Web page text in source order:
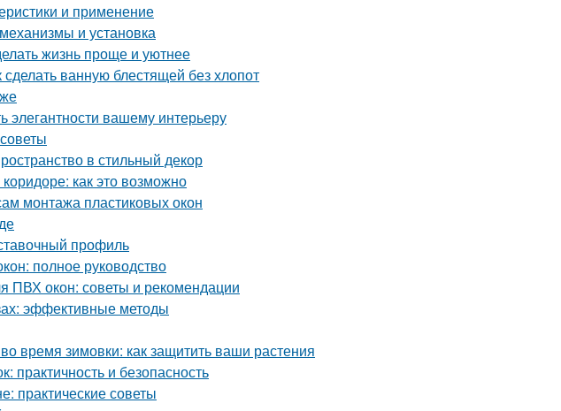
и применение
и установка
жизнь проще и уютнее
ванную блестящей без хлопот
элегантности вашему интерьеру
в стильный декор
как это возможно
монтажа пластиковых окон
профиль
полное руководство
ПВХ окон: советы и рекомендации
эффективные методы
время зимовки: как защитить ваши растения
практичность и безопасность
практические советы